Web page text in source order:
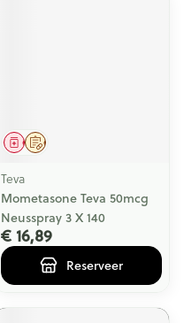
Op voorschrift
Geneesmiddel
Teva
Mometasone Teva 50mcg
Neusspray 3 X 140
€ 16,89
Reserveer